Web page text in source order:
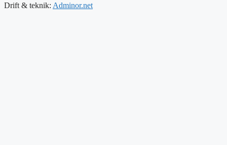
Drift & teknik: Adminor.net